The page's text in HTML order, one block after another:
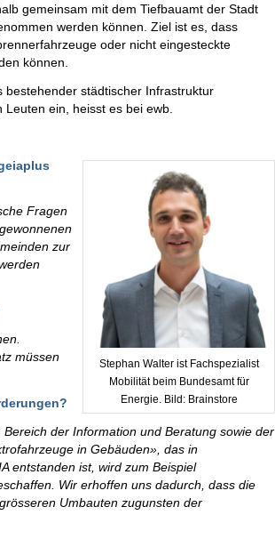
gemeinsam mit dem Tiefbauamt der Stadt
werden können. Ziel ist es, dass
oder nicht eingesteckte
können.
bestehender städtischer Infrastruktur
ein, heisst es bei ewb.
Stephan Walter ist Fachspezialist
Mobilität beim Bundesamt für
Energie. Bild: Brainstore
Fragen
zur
müssen
der Information und Beratung sowie der
in Gebäuden», das in
entstanden ist, wird zum Beispiel
Wir erhoffen uns dadurch, dass die
Umbauten zugunsten der